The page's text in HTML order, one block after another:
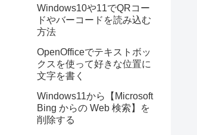
Windows10や11でQRコー
ドやバーコードを読み込む
方法
OpenOfficeでテキストボッ
クスを使って好きな位置に
文字を書く
Windows11から【Microsoft
Bing からの Web 検索】を
削除する